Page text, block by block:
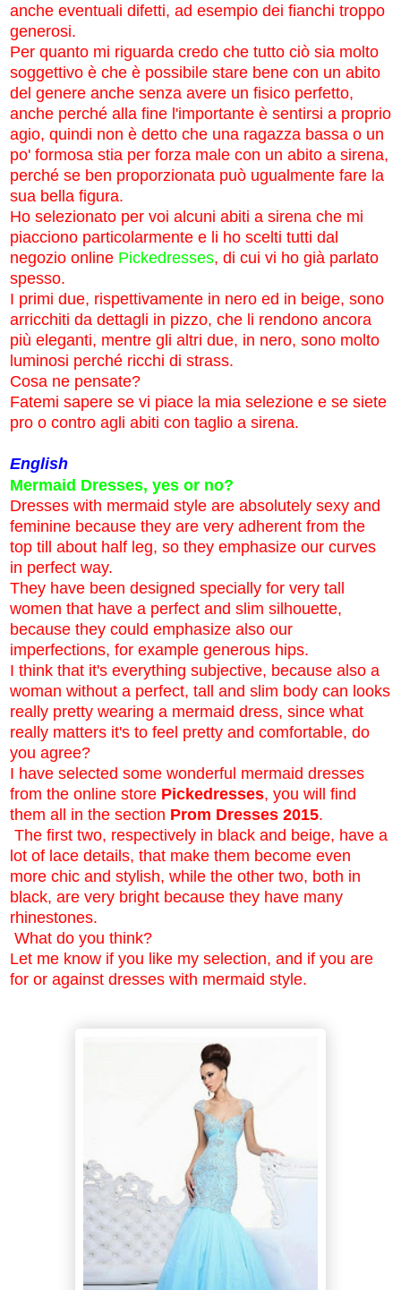
anche eventuali difetti, ad esempio dei fianchi troppo
generosi.
Per quanto mi riguarda credo che tutto ciò sia molto
soggettivo è che è possibile stare bene con un abito
del genere anche senza avere un fisico perfetto,
anche perché alla fine l'importante è sentirsi a proprio
agio, quindi non è detto che una ragazza bassa o un
po' formosa stia per forza male con un abito a sirena,
perché se ben proporzionata può ugualmente fare la
sua bella figura.
Ho selezionato per voi alcuni abiti a sirena che mi
piacciono particolarmente e li ho scelti tutti dal
negozio online Pickedresses, di cui vi ho già parlato
spesso.
I primi due, rispettivamente in nero ed in beige, sono
arricchiti da dettagli in pizzo, che li rendono ancora
più eleganti, mentre gli altri due, in nero, sono molto
luminosi perché ricchi di strass.
Cosa ne pensate?
Fatemi sapere se vi piace la mia selezione e se siete
pro o contro agli abiti con taglio a sirena.
English
Mermaid Dresses, yes or no?
Dresses with mermaid style are absolutely sexy and
feminine because they are very adherent from the
top till about half leg, so they emphasize our curves
in perfect way.
They have been designed specially for very tall
women that have a perfect and slim silhouette,
because they could emphasize also our
imperfections, for example generous hips.
I think that it's everything subjective, because also a
woman without a perfect, tall and slim body can looks
really pretty wearing a mermaid dress, since what
really matters it's to feel pretty and comfortable, do
you agree?
I have selected some wonderful mermaid dresses
from the online store Pickedresses, you will find
them all in the section Prom Dresses 2015.
The first two, respectively in black and beige, have a
lot of lace details, that make them become even
more chic and stylish, while the other two, both in
black, are very bright because they have many
rhinestones.
What do you think?
Let me know if you like my selection, and if you are
for or against dresses with mermaid style.